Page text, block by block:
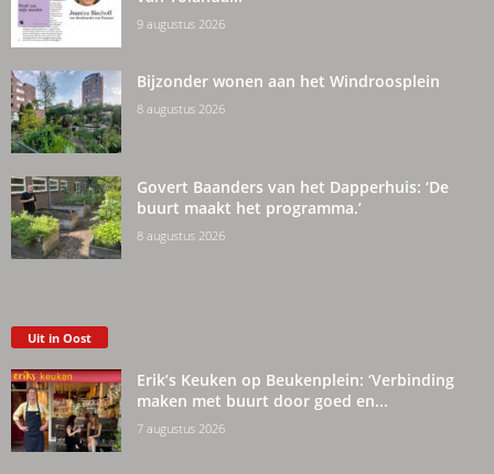
9 augustus 2026
Bijzonder wonen aan het Windroosplein
8 augustus 2026
Govert Baanders van het Dapperhuis: ‘De
buurt maakt het programma.’
8 augustus 2026
Uit in Oost
Erik’s Keuken op Beukenplein: ‘Verbinding
maken met buurt door goed en...
7 augustus 2026